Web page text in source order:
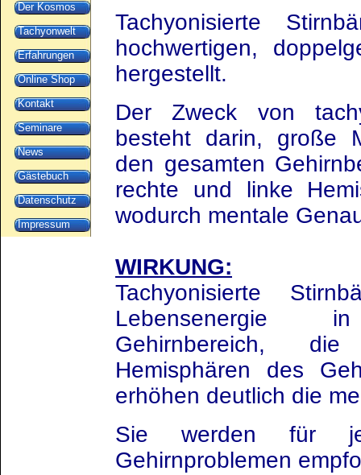
Der Kosmos
Tachyonwelt
Erfahrungen
Online Shop
Kontakt
Seminare
News
Gästebuch
Datenschutz
Impressum
Tachyonisierte
hochwertigen,
hergestellt.
Der Zweck von
besteht darin, große
den gesamten
rechte und linke
wodurch mentale
WIRKUNG:
Tachyonisierte
Lebensenergie
Gehirnbereich,
Hemisphären des
erhöhen deutlich die
Sie werden für
Gehirnproblemen